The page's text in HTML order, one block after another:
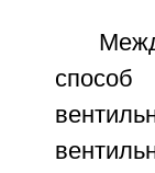
способ